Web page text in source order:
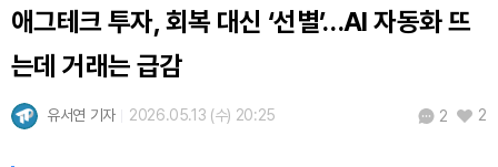
TRON (TRX) ₩464.4(+0.47%)
Hyperliquid (HYPE)
애그테크 투자, 회복 대신 ‘선별’…AI 자동화 뜨
는데 거래는 급감
유서연 기자 2026.05.13 (수) 20:25 2 2